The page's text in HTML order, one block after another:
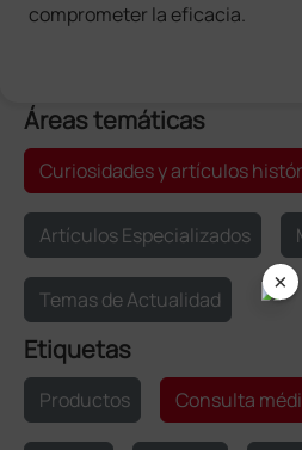
comprometer la eficacia.
Áreas temáticas
Curiosidades y artículos
Artículos Especializados
Temas de Actualidad
Etiquetas
Productos Consulta
×